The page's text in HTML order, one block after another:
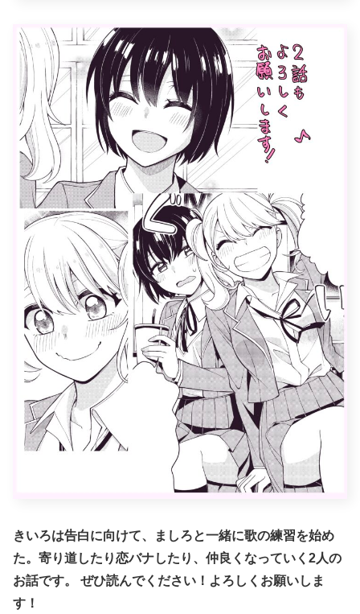
きいろは告白に向けて、ましろと一緒に歌の練習を始め
た。寄り道したり恋バナしたり、仲良くなっていく2人の
お話です。 ぜひ読んでください！よろしくお願いしま
す！